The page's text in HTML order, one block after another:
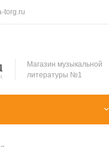
torg.ru
Магазин музыкальной
литературы №1